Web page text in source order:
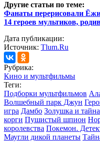
Другие статьи по теме:
Фанаты перерисовали
14 героев мультиков,
Дата публикации:
Источник: Tlum.Ru
Рубрика:
Кино и мультфильмы
Теги:
Подборки мультфильмов
Волшебный парк Джун
игра Дамбо Золушка и
корги Пушистый шпион
королевства Покемон.
Маугли дикой планеты